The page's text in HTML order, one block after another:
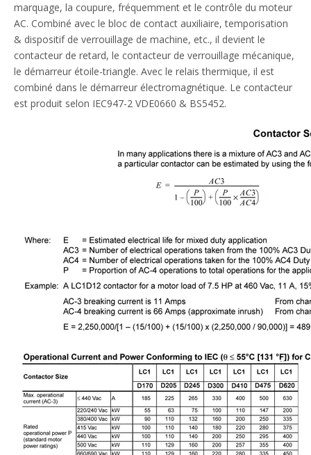
marquage, la coupure, fréquemment et le contrôle du moteur
AC. Combiné avec le bloc de contact auxiliaire, temporisation
& dispositif de verrouillage de machine, etc., il devient le
contacteur de retard, le contacteur de verrouillage mécanique,
le démarreur étoile-triangle. Avec le relais thermique, il est
combiné dans le démarreur électromagnétique. Le contacteur
est produit selon IEC947-2 VDE0660 & BS5452.